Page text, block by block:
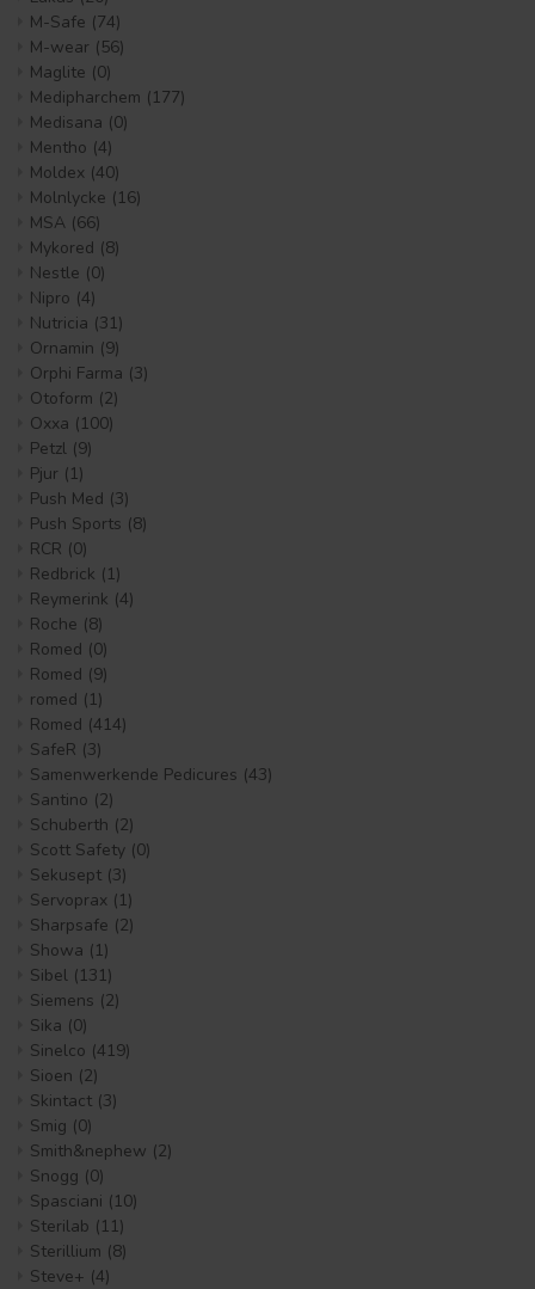
M-Safe (74)
M-wear (56)
Maglite (0)
Medipharchem (177)
Medisana (0)
Mentho (4)
Moldex (40)
Molnlycke (16)
MSA (66)
Mykored (8)
Nestle (0)
Nipro (4)
Nutricia (31)
Ornamin (9)
Orphi Farma (3)
Otoform (2)
Oxxa (100)
Petzl (9)
Pjur (1)
Push Med (3)
Push Sports (8)
RCR (0)
Redbrick (1)
Reymerink (4)
Roche (8)
Romed (0)
Romed (9)
romed (1)
Romed (414)
SafeR (3)
Samenwerkende Pedicures (43)
Santino (2)
Schuberth (2)
Scott Safety (0)
Sekusept (3)
Servoprax (1)
Sharpsafe (2)
Showa (1)
Sibel (131)
Siemens (2)
Sika (0)
Sinelco (419)
Sioen (2)
Skintact (3)
Smig (0)
Smith&nephew (2)
Snogg (0)
Spasciani (10)
Sterilab (11)
Sterillium (8)
Steve+ (4)